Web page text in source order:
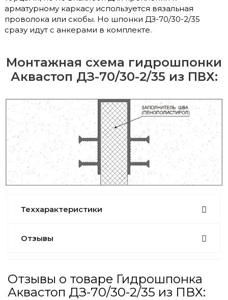
арматурному каркасу используется вязальная
проволока или скобы. Но шпонки ДЗ-70/30-2/35
сразу идут с анкерами в комплекте.
Монтажная схема гидрошпонки
Аквастоп ДЗ-70/30-2/35 из ПВХ:
Теххарактеристики
Отзывы
Отзывы о товаре Гидрошпонка
Аквастоп ДЗ-70/30-2/35 из ПВХ: